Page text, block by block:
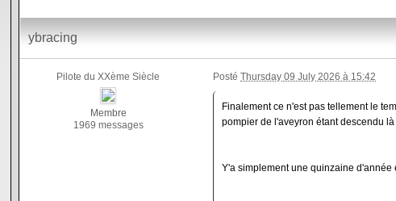
ybracing
Pilote du XXème Siècle
Membre
1969 messages
PostéThursday 09 July 2026 à 15:42
Finalement ce n'est pas tellement le
pompier de l'aveyron étant descendu
Y'a simplement une quinzaine d'année